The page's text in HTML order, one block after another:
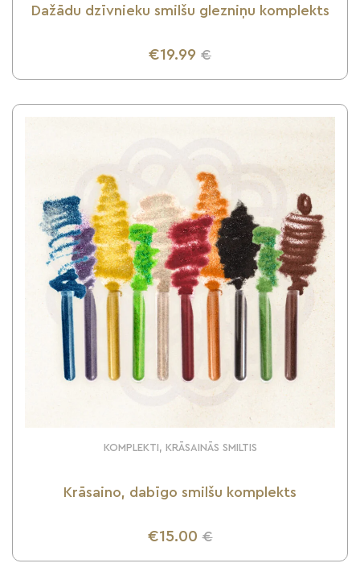
Dažādu dzīvnieku smilšu glezniņu komplekts
€19.99 €
UZZINI VAIRĀK
KOMPLEKTI, KRĀSAINĀS SMILTIS
Krāsaino, dabīgo smilšu komplekts
€15.00 €
UZZINI VAIRĀK